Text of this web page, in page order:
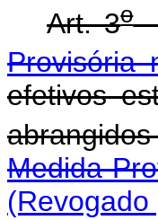
Art. 3o
Provisória
efetivos
Medida